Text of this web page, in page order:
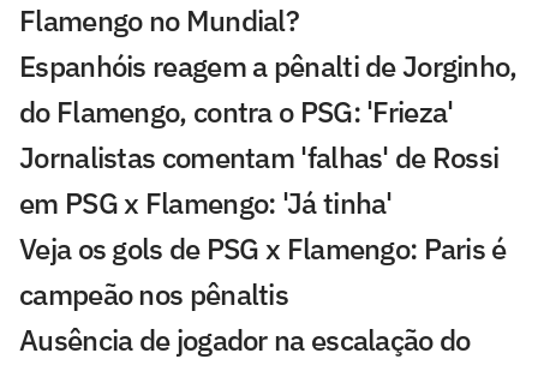
Flamengo no Mundial?
Espanhóis reagem a pênalti de Jorginho,
do Flamengo, contra o PSG: 'Frieza'
Jornalistas comentam 'falhas' de Rossi
em PSG x Flamengo: 'Já tinha'
Veja os gols de PSG x Flamengo: Paris é
campeão nos pênaltis
Ausência de jogador na escalação do